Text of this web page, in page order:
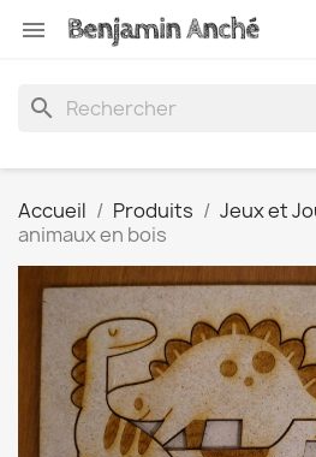

search
Accueil Produits Jeux et
animaux en bois